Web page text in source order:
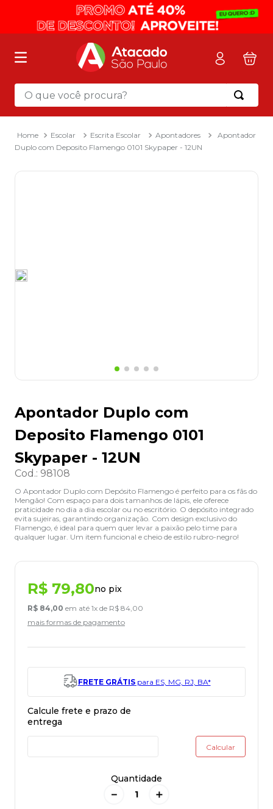
O que você procura?
Escolar Escrita Escolar Apontadores
Apontador
Duplo com Deposito Flamengo 0101 Skypaper - 12UN
Apontador Duplo com
Deposito Flamengo 0101
Skypaper - 12UN
Cod.: 98108
O Apontador Duplo com Depósito Flamengo é perfeito para os fãs do
Mengão! Com espaço para dois tamanhos de lápis, ele oferece
praticidade no dia a dia escolar ou no escritório. O depósito integrado
evita sujeiras, garantindo organização. Com design exclusivo do
Flamengo, é ideal para quem quer levar a paixão pelo time para
qualquer lugar. Um item funcional e cheio de estilo rubro-negro!
R$ 79,80no pix
R$ 84,00 em até 1x de R$ 84,00
mais formas de pagamento
FRETE GRÁTISpara ES, MG, RJ, BA*
Quantidade
＋
－
Termos mais buscados
mochila
2º sacola
3º mala
8